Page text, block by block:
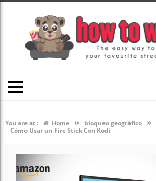
You are at : Home » bloqueo geográfico »
Cómo Usar un Fire Stick Con Kodi